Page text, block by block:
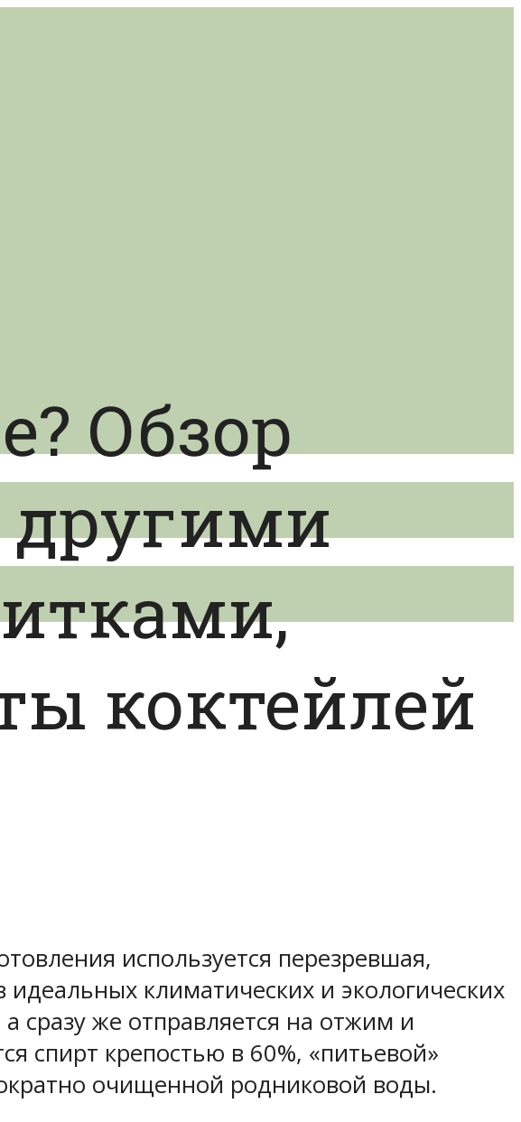
Обзор
другими
коктейлей
используется перезревшая,
климатических и экологических
сразу же отправляется на отжим и
спирт крепостью в 60%, «питьевой»
очищенной родниковой воды.